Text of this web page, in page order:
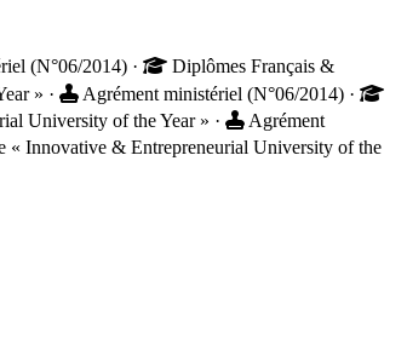
(N°06/2014) ·
Diplômes Français &
» · Agrément ministériel (N°06/2014) ·
University of the Year » ·
Agrément
« Innovative & Entrepreneurial University of the